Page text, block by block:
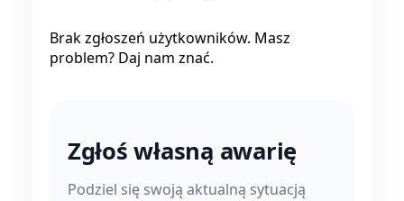
Brak zgłoszeń użytkowników. Masz
problem? Daj nam znać.
Zgłoś własną awarię
Podziel się swoją aktualną sytuacją